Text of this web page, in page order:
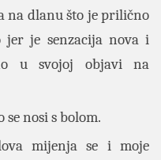
na dlanu što je prilično
je senzacija nova i
u svojoj objavi na
nosi s bolom.
mijenja se i moje